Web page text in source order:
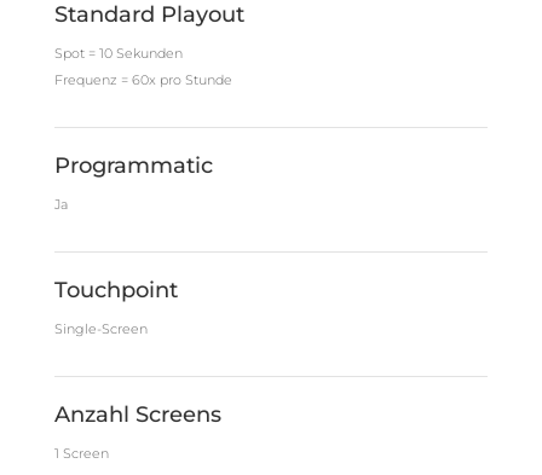
Standard Playout
Spot = 10 Sekunden
Frequenz = 60x pro Stunde
Programmatic
Ja
Touchpoint
Single-Screen
Anzahl Screens
1 Screen